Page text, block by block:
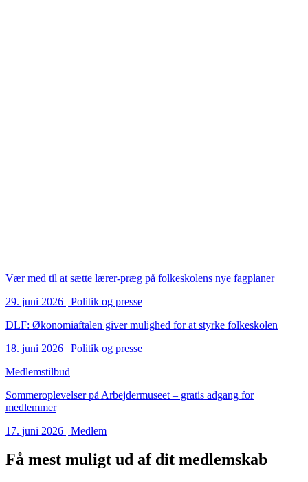
Vær med til at sætte lærer-præg på folkeskolens nye fagplaner
29. juni 2026 | Politik og presse
DLF: Økonomiaftalen giver mulighed for at styrke folkeskolen
18. juni 2026 | Politik og presse
Medlemstilbud
Sommeroplevelser på Arbejdermuseet – gratis adgang for
medlemmer
17. juni 2026 | Medlem
Få mest muligt ud af dit medlemskab